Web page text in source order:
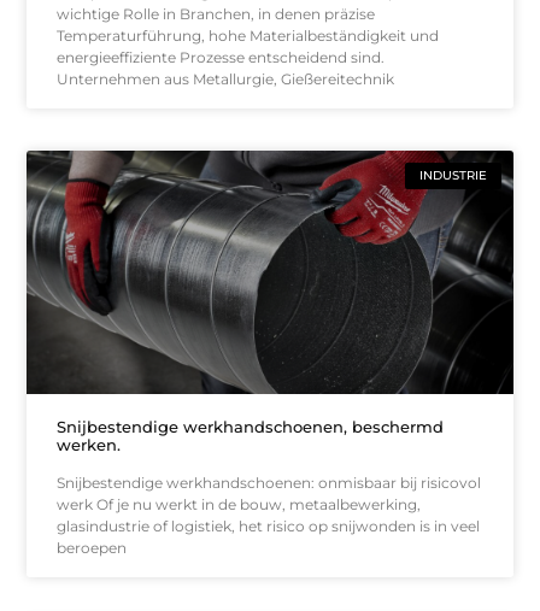
wichtige Rolle in Branchen, in denen präzise
Temperaturführung, hohe Materialbeständigkeit und
energieeffiziente Prozesse entscheidend sind.
Unternehmen aus Metallurgie, Gießereitechnik
INDUSTRIE
Snijbestendige werkhandschoenen, beschermd
werken.
Snijbestendige werkhandschoenen: onmisbaar bij risicovol
werk Of je nu werkt in de bouw, metaalbewerking,
glasindustrie of logistiek, het risico op snijwonden is in veel
beroepen